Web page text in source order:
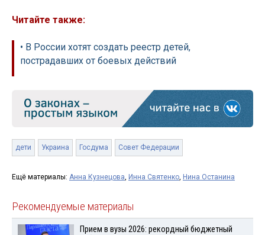
Читайте также:
• В России хотят создать реестр детей,
пострадавших от боевых действий
дети Украина Госдума Совет Федерации
Ещё материалы: Анна Кузнецова, Инна Святенко, Нина Останина
Рекомендуемые материалы
Прием в вузы 2026: рекордный бюджетный